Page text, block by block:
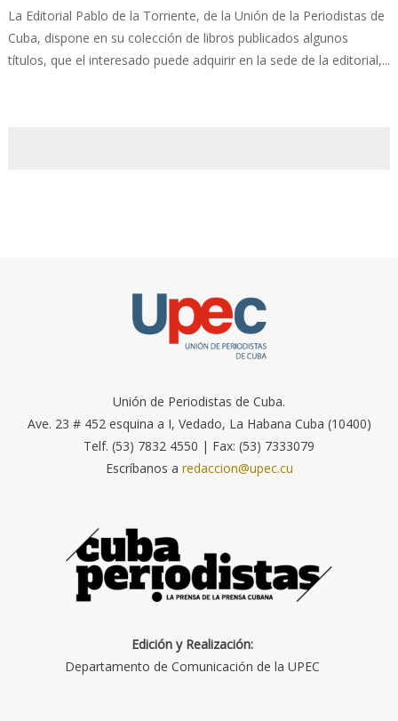
La Editorial Pablo de la Torriente, de la Unión de la Periodistas de
Cuba, dispone en su colección de libros publicados algunos
títulos, que el interesado puede adquirir en la sede de la editorial,...
Unión de Periodistas de Cuba.
Ave. 23 # 452 esquina a I, Vedado, La Habana Cuba (10400)
Telf. (53) 7832 4550 | Fax: (53) 7333079
Escríbanos a redaccion@upec.cu
Edición y Realización:
Departamento de Comunicación de la UPEC